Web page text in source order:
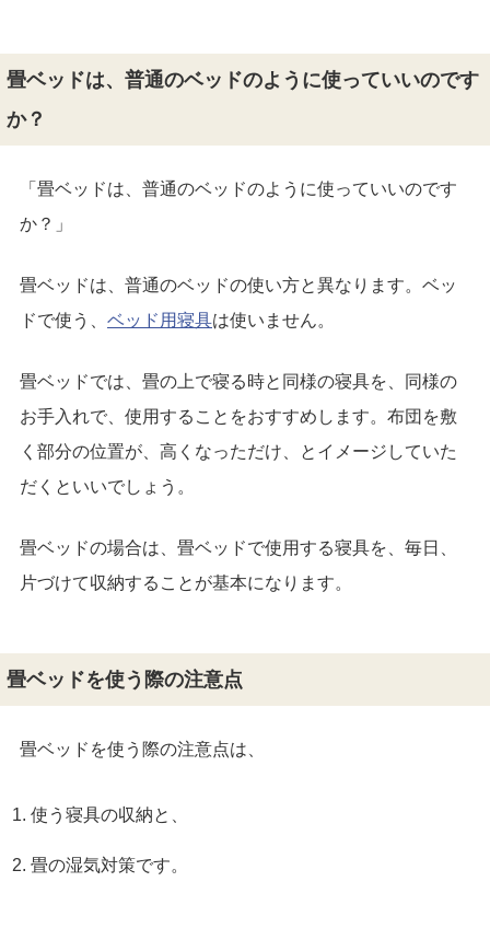
畳ベッドは、普通のベッドのように使っていいのです
か？
「畳ベッドは、普通のベッドのように使っていいのです
か？」
畳ベッドは、普通のベッドの使い方と異なります。ベッ
ドで使う、 ベッド用寝具は使いません。
畳ベッドでは、畳の上で寝る時と同様の寝具を、同様の
お手入れで、使用することをおすすめします。布団を敷
く部分の位置が、高くなっただけ、とイメージしていた
だくといいでしょう。
畳ベッドの場合は、畳ベッドで使用する寝具を、毎日、
片づけて収納することが基本になります。
畳ベッドを使う際の注意点
畳ベッドを使う際の注意点は、
使う寝具の収納と、
畳の湿気対策です。